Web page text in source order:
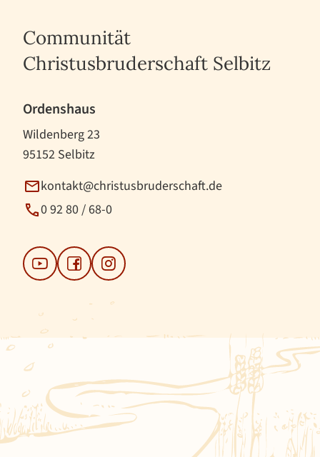
Communität
Christusbruderschaft Selbitz
Ordenshaus
Wildenberg 23
95152 Selbitz
kontakt@christusbruderschaft.de
0 92 80 / 68-0